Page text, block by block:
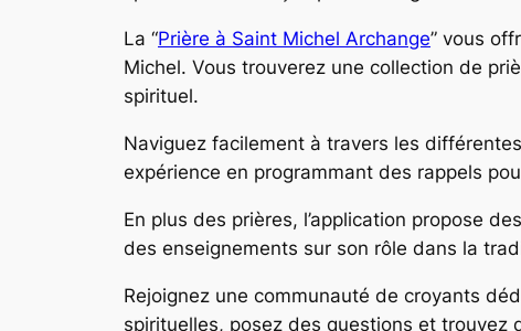
La “Prière à Saint Michel Archange” vous
Michel. Vous trouverez une collection de
spirituel.
Naviguez facilement à travers les
expérience en programmant des rappels
En plus des prières, l’application propose
des enseignements sur son rôle dans la
Rejoignez une communauté de croyants
spirituelles, posez des questions et